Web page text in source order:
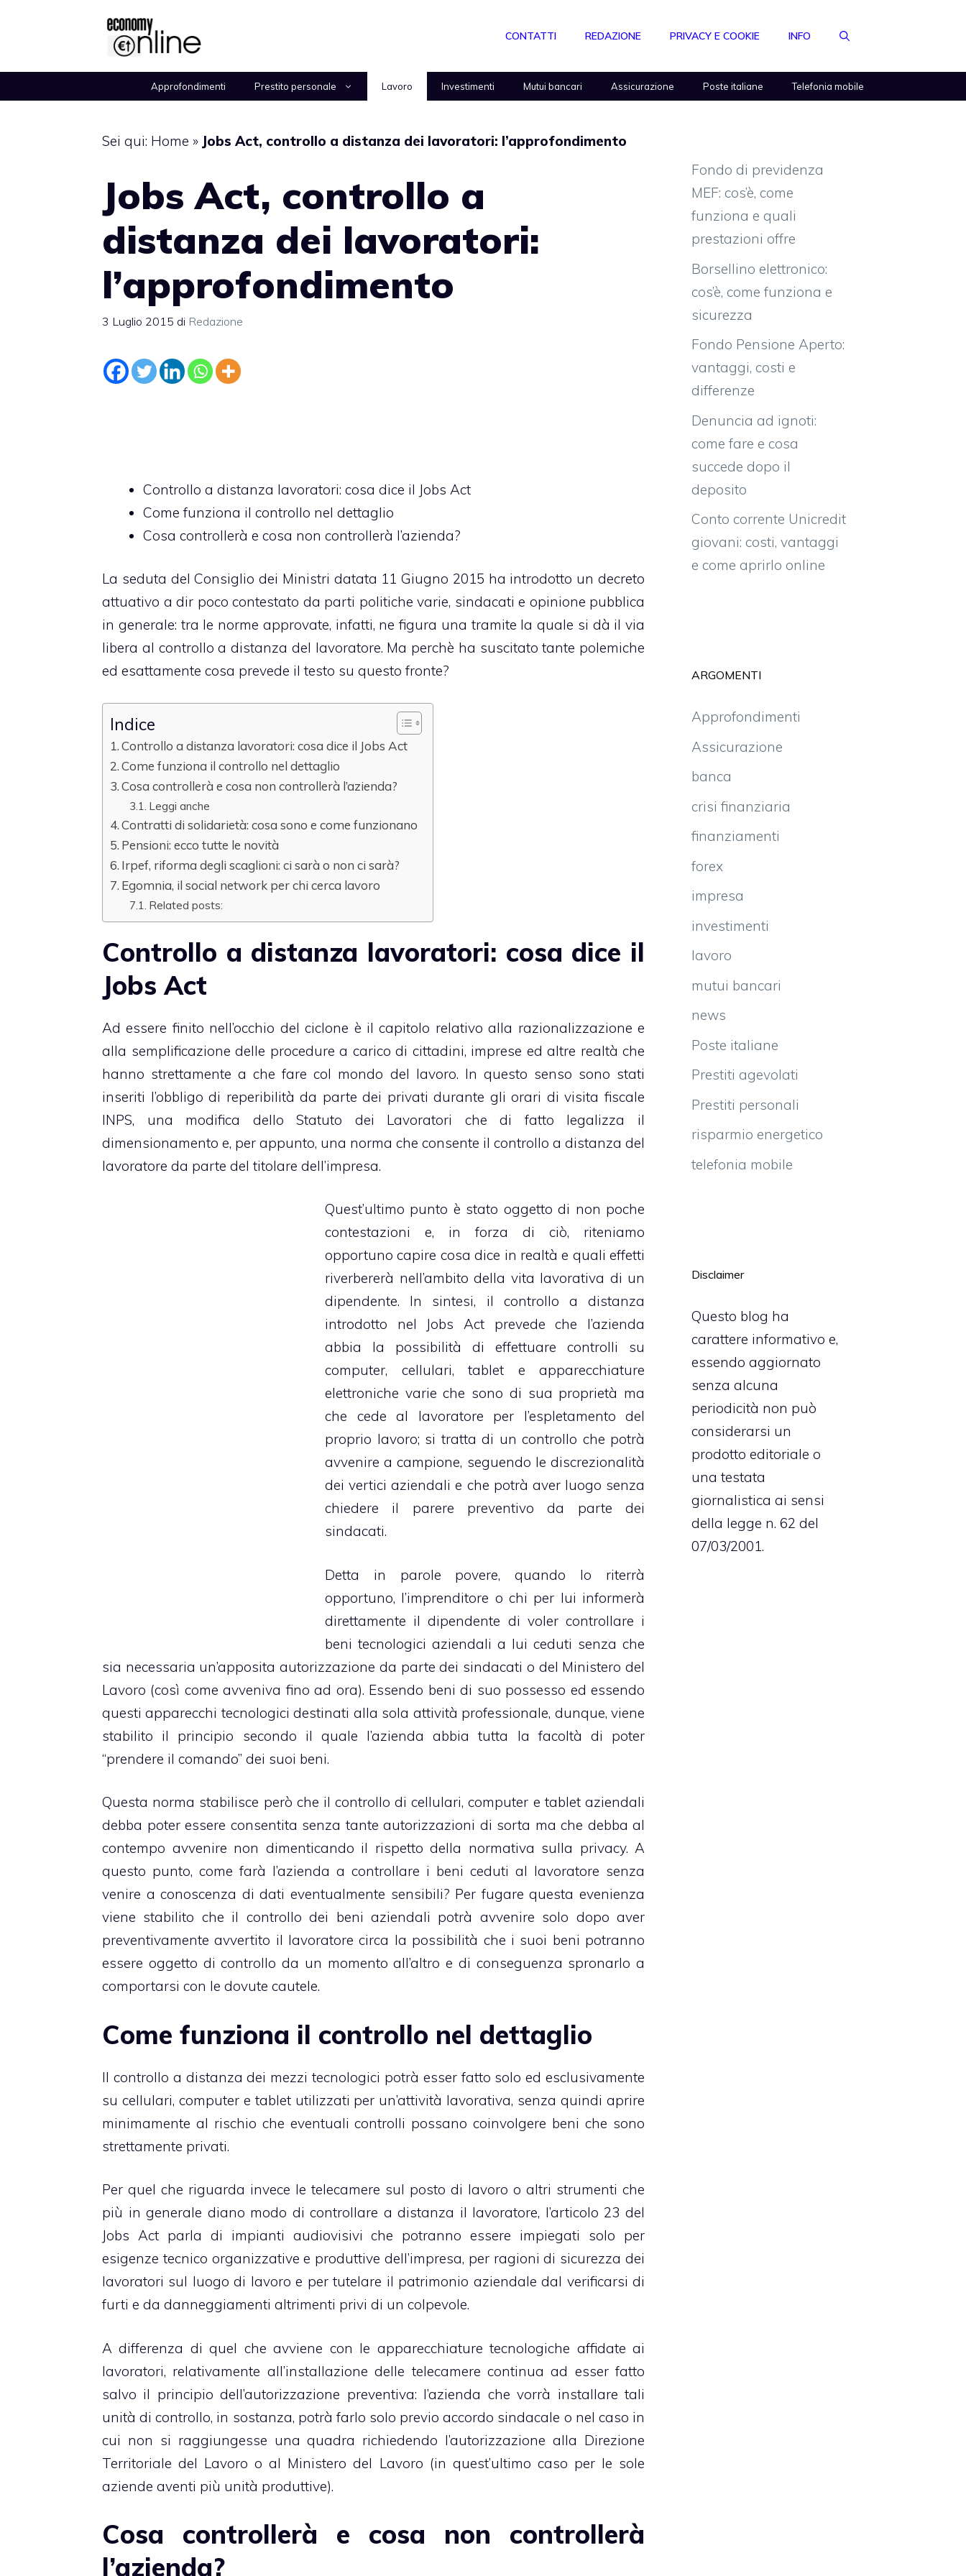
CONTATTI REDAZIONE PRIVACY E COOKIE INFO
Approfondimenti Prestito personale Lavoro Investimenti Mutui bancari Assicurazione Poste italiane Telefonia mobile
Sei qui: Home » Jobs Act, controllo a distanza dei lavoratori: l’approfondimento
Jobs Act, controllo a
distanza dei lavoratori:
l’approfondimento
3 Luglio 2015 di Redazione
Controllo a distanza lavoratori: cosa dice il Jobs Act
Come funziona il controllo nel dettaglio
Cosa controllerà e cosa non controllerà l’azienda?
La seduta del Consiglio dei Ministri datata 11 Giugno 2015 ha introdotto un decreto
attuativo a dir poco contestato da parti politiche varie, sindacati e opinione pubblica
in generale: tra le norme approvate, infatti, ne figura una tramite la quale si dà il via
libera al controllo a distanza del lavoratore. Ma perchè ha suscitato tante polemiche
ed esattamente cosa prevede il testo su questo fronte?
Indice
Controllo a distanza lavoratori: cosa dice il Jobs Act
Come funziona il controllo nel dettaglio
Cosa controllerà e cosa non controllerà l’azienda?
Leggi anche
Contratti di solidarietà: cosa sono e come funzionano
Pensioni: ecco tutte le novità
Irpef, riforma degli scaglioni: ci sarà o non ci sarà?
Egomnia, il social network per chi cerca lavoro
Related posts:
Controllo a distanza lavoratori: cosa dice il
Jobs Act
Ad essere finito nell’occhio del ciclone è il capitolo relativo alla razionalizzazione e
alla semplificazione delle procedure a carico di cittadini, imprese ed altre realtà che
hanno strettamente a che fare col mondo del lavoro. In questo senso sono stati
inseriti l’obbligo di reperibilità da parte dei privati durante gli orari di visita fiscale
INPS, una modifica dello Statuto dei Lavoratori che di fatto legalizza il
dimensionamento e, per appunto, una norma che consente il controllo a distanza del
lavoratore da parte del titolare dell’impresa.
Quest’ultimo punto è stato oggetto di non poche
contestazioni e, in forza di ciò, riteniamo
opportuno capire cosa dice in realtà e quali effetti
riverbererà nell’ambito della vita lavorativa di un
dipendente. In sintesi, il controllo a distanza
introdotto nel Jobs Act prevede che l’azienda
abbia la possibilità di effettuare controlli su
computer, cellulari, tablet e apparecchiature
elettroniche varie che sono di sua proprietà ma
che cede al lavoratore per l’espletamento del
proprio lavoro; si tratta di un controllo che potrà
avvenire a campione, seguendo le discrezionalità
dei vertici aziendali e che potrà aver luogo senza
chiedere il parere preventivo da parte dei
sindacati.
Detta in parole povere, quando lo riterrà
opportuno, l’imprenditore o chi per lui informerà
direttamente il dipendente di voler controllare i
beni tecnologici aziendali a lui ceduti senza che
sia necessaria un’apposita autorizzazione da parte dei sindacati o del Ministero del
Lavoro (così come avveniva fino ad ora). Essendo beni di suo possesso ed essendo
questi apparecchi tecnologici destinati alla sola attività professionale, dunque, viene
stabilito il principio secondo il quale l’azienda abbia tutta la facoltà di poter
“prendere il comando” dei suoi beni.
Questa norma stabilisce però che il controllo di cellulari, computer e tablet aziendali
debba poter essere consentita senza tante autorizzazioni di sorta ma che debba al
contempo avvenire non dimenticando il rispetto della normativa sulla privacy. A
questo punto, come farà l’azienda a controllare i beni ceduti al lavoratore senza
venire a conoscenza di dati eventualmente sensibili? Per fugare questa evenienza
viene stabilito che il controllo dei beni aziendali potrà avvenire solo dopo aver
preventivamente avvertito il lavoratore circa la possibilità che i suoi beni potranno
essere oggetto di controllo da un momento all’altro e di conseguenza spronarlo a
comportarsi con le dovute cautele.
Come funziona il controllo nel dettaglio
Il controllo a distanza dei mezzi tecnologici potrà esser fatto solo ed esclusivamente
su cellulari, computer e tablet utilizzati per un’attività lavorativa, senza quindi aprire
minimamente al rischio che eventuali controlli possano coinvolgere beni che sono
strettamente privati.
Per quel che riguarda invece le telecamere sul posto di lavoro o altri strumenti che
più in generale diano modo di controllare a distanza il lavoratore, l’articolo 23 del
Jobs Act parla di impianti audiovisivi che potranno essere impiegati solo per
esigenze tecnico organizzative e produttive dell’impresa, per ragioni di sicurezza dei
lavoratori sul luogo di lavoro e per tutelare il patrimonio aziendale dal verificarsi di
furti e da danneggiamenti altrimenti privi di un colpevole.
A differenza di quel che avviene con le apparecchiature tecnologiche affidate ai
lavoratori, relativamente all’installazione delle telecamere continua ad esser fatto
salvo il principio dell’autorizzazione preventiva: l’azienda che vorrà installare tali
unità di controllo, in sostanza, potrà farlo solo previo accordo sindacale o nel caso in
cui non si raggiungesse una quadra richiedendo l’autorizzazione alla Direzione
Territoriale del Lavoro o al Ministero del Lavoro (in quest’ultimo caso per le sole
aziende aventi più unità produttive).
Cosa controllerà e cosa non controllerà
l’azienda?
Fondo di previdenza
MEF: cos’è, come
funziona e quali
prestazioni offre
Borsellino elettronico:
cos’è, come funziona e
sicurezza
Fondo Pensione Aperto:
vantaggi, costi e
differenze
Denuncia ad ignoti:
come fare e cosa
succede dopo il
deposito
Conto corrente Unicredit
giovani: costi, vantaggi
e come aprirlo online
ARGOMENTI
Approfondimenti
Assicurazione
banca
crisi finanziaria
finanziamenti
forex
impresa
investimenti
lavoro
mutui bancari
news
Poste italiane
Prestiti agevolati
Prestiti personali
risparmio energetico
telefonia mobile
Disclaimer
Questo blog ha
carattere informativo e,
essendo aggiornato
senza alcuna
periodicità non può
considerarsi un
prodotto editoriale o
una testata
giornalistica ai sensi
della legge n. 62 del
07/03/2001.